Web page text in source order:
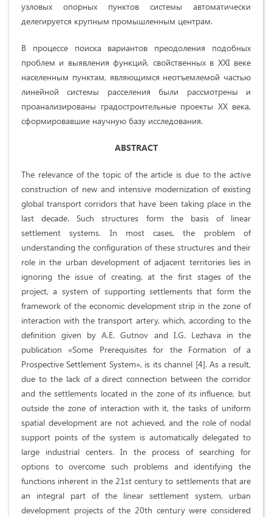
узловых опорных пунктов системы автоматически
делегируется крупным промышленным центрам.
В процессе поиска вариантов преодоления подобных
проблем и выявления функций, свойственных в XXI веке
населенным пунктам, являющимся неотъемлемой частью
линейной системы расселения были рассмотрены и
проанализированы градостроительные проекты XX века,
сформировавшие научную базу исследования.
ABSTRACT
The relevance of the topic of the article is due to the active
construction of new and intensive modernization of existing
global transport corridors that have been taking place in the
last decade. Such structures form the basis of linear
settlement systems. In most cases, the problem of
understanding the configuration of these structures and their
role in the urban development of adjacent territories lies in
ignoring the issue of creating, at the first stages of the
project, a system of supporting settlements that form the
framework of the economic development strip in the zone of
interaction with the transport artery, which, according to the
definition given by A.E. Gutnov and I.G. Lezhava in the
publication «Some Prerequisites for the Formation of a
Prospective Settlement System», is its channel [4]. As a result,
due to the lack of a direct connection between the corridor
and the settlements located in the zone of its influence, but
outside the zone of interaction with it, the tasks of uniform
spatial development are not achieved, and the role of nodal
support points of the system is automatically delegated to
large industrial centers. In the process of searching for
options to overcome such problems and identifying the
functions inherent in the 21st century to settlements that are
an integral part of the linear settlement system, urban
development projects of the 20th century were considered